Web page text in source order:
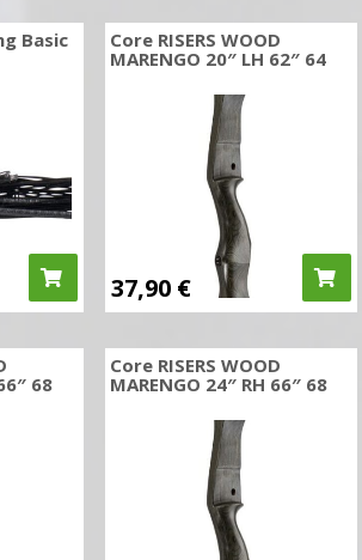
Basic
Core RISERS WOOD
MARENGO 20″ LH 62″ 64
37,90 €
68
Core RISERS WOOD
MARENGO 24″ RH 66″ 68